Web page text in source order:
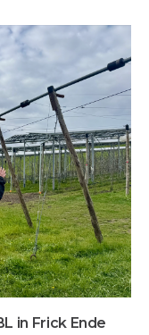
in Frick Ende